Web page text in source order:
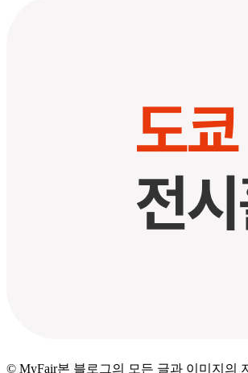
© MyFair본 블로그의 모든 글과 이미지의